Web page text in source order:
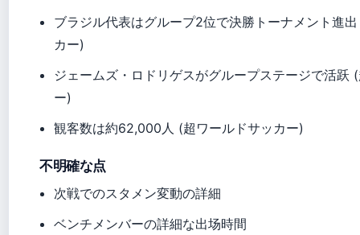
ブラジル代表はグループ2位で決勝トーナメント進
カー)
ジェームズ・ロドリゲスがグループステージで活跃
ー)
観客数は約62,000人 (超ワールドサッカー)
不明確な点
次戦でのスタメン変動の詳細
ベンチメンバーの詳細な出场時間